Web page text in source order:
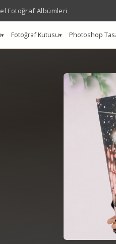
Fotoğraf Albümleri
Fotoğraf Kutusu Photoshop